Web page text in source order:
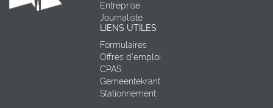
Entreprise
Journaliste
LIENS UTILES
Formulaires
Offres d'emploi
CPAS
Gemeentekrant
Stationnement